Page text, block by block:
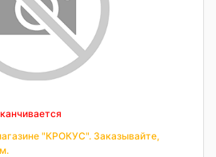
"КРОКУС". Заказывайте,